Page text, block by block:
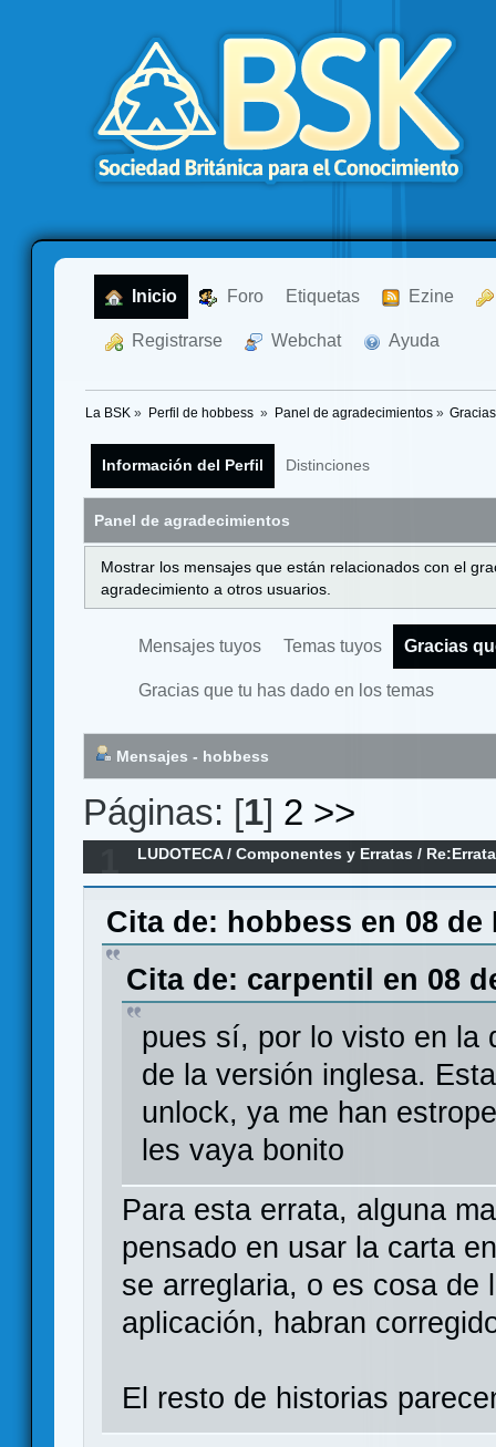
Inicio Foro Etiquetas Ezine
Registrarse Webchat Ayuda
La BSK » Perfil de hobbess » Panel de agradecimientos»
Información del Perfil Distinciones
Panel de agradecimientos
Mostrar los mensajes que están relacionados con el
agradecimiento a otros usuarios.
Mensajes tuyos Temas tuyos Gracias
Gracias que tu has dado en los temas
Mensajes - hobbess
Páginas: [1] 2 >>
LUDOTECA/Componentes y Erratas /
Cita de: hobbess en 08 de
Cita de: carpentil en 08
pues sí, por lo visto en la
de la versión inglesa.
unlock, ya me han
les vaya bonito
Para esta errata, alguna
pensado en usar la carta
se arreglaria, o es cosa de
aplicación, habran
El resto de historias